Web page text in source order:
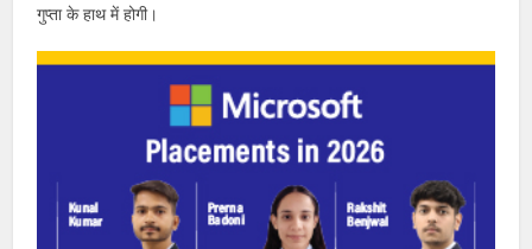
गुप्ता के हाथ में होगी।